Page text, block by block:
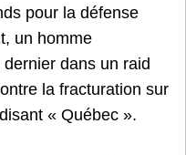
pour la défense
un homme
dans un raid
la fracturation sur
« Québec ».